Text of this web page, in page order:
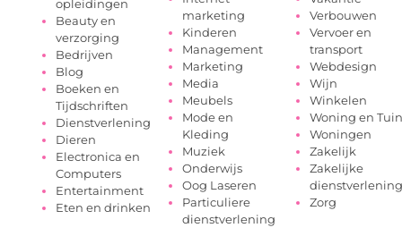
opleidingen
Beauty en
verzorging
Bedrijven
Blog
Boeken en
Tijdschriften
Dienstverlening
Dieren
Electronica en
Computers
Entertainment
Eten en drinken
marketing
Kinderen
Management
Marketing
Media
Meubels
Mode en
Kleding
Muziek
Onderwijs
Oog Laseren
Particuliere
dienstverlening
Verbouwen
Vervoer en
transport
Webdesign
Wijn
Winkelen
Woning en Tuin
Woningen
Zakelijk
Zakelijke
dienstverlening
Zorg